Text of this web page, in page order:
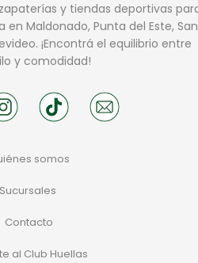
y tiendas deportivas
Maldonado, Punta del Este, San
¡Encontrá el equilibrio entre
y comodidad!
somos
Sucursales
Contacto
al Club Huellas